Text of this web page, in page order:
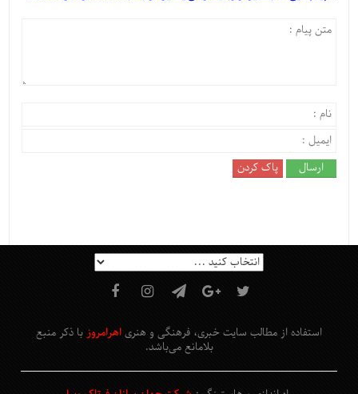
استفاده از مطالب سایت خبری، فرهنگی و هنری اهرامروز با ذکر منبع
بلامانع می‌باشد.